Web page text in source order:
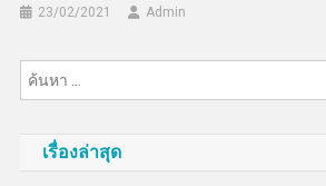
23/02/2021 Admin
เรื่องล่าสุด